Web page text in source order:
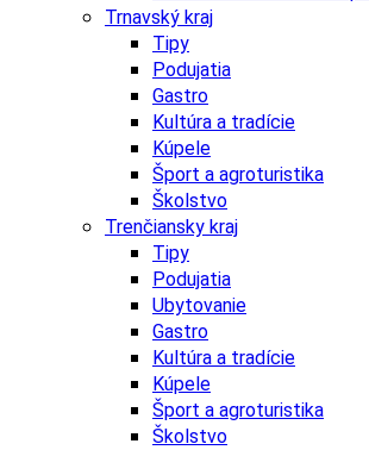
Trnavský kraj
Tipy
Podujatia
Gastro
Kultúra a tradície
Kúpele
Šport a agroturistika
Školstvo
Trenčiansky kraj
Tipy
Podujatia
Ubytovanie
Gastro
Kultúra a tradície
Kúpele
Šport a agroturistika
Školstvo